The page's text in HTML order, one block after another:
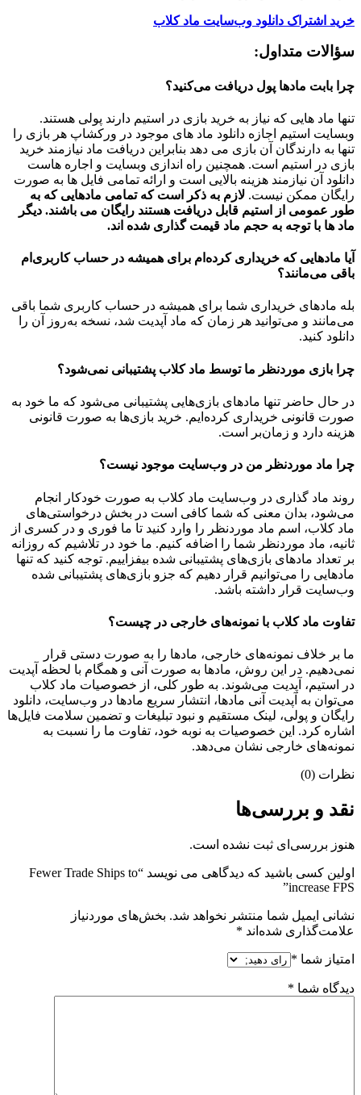
خرید اشتراک دانلود وب‌سایت ماد کلاب
سؤالات متداول:
چرا بابت مادها پول دریافت می‌کنید؟
تنها ماد هایی که نیاز به خرید بازی در استیم دارند پولی هستند.
وبسایت استیم اجازه دانلود ماد های موجود در ورکشاپ هر بازی را
تنها به دارندگان آن بازی می دهد بنابراین دریافت ماد نیازمند خرید
بازی در استیم است. همچنین راه اندازی وبسایت و اجاره هاست
دانلود آن نیازمند هزینه بالایی است و ارائه تمامی فایل ها به صورت
رایگان ممکن نیست. لازم به ذکر است که تمامی مادهایی که به
طور عمومی از استیم قابل دریافت هستند رایگان می باشند. دیگر
ماد ها با توجه به حجم ماد قیمت گذاری شده اند.
آیا مادهایی که خریداری کرده‌ام برای همیشه در حساب‌ کاربری‌ام
باقی می‌مانند؟
بله مادهای خریداری شما برای همیشه در حساب کاربری شما باقی
می‌مانند و می‌توانید هر زمان که ماد آپدیت شد، نسخه به‌روز آن را
دانلود کنید.
چرا بازی موردنظر ما توسط ماد کلاب پشتیبانی نمی‌شود؟
در حال حاضر تنها مادهای بازی‌هایی پشتیبانی می‌شود که ما خود به
صورت قانونی خریداری کرده‌ایم. خرید بازی‌ها به صورت قانونی
هزینه دارد و زمان‌بر است.
چرا ماد موردنظر من در وب‌سایت موجود نیست؟
روند ماد گذاری در وب‌سایت ماد کلاب به صورت خودکار انجام
می‌شود، بدان معنی که شما کافی است در بخش درخواستی‌های
ماد کلاب، اسم ماد موردنظر را وارد کنید تا ما فوری و در کسری از
ثانیه، ماد موردنظر شما را اضافه کنیم. ما خود در تلاشیم که روزانه
بر تعداد مادهای بازی‌های پشتیبانی شده بیفزاییم. توجه کنید که تنها
مادهایی را می‌توانیم قرار دهیم که جزو بازی‌های پشتیبانی شده
وب‌سایت قرار داشته باشد.
تفاوت ماد کلاب با نمونه‌های خارجی در چیست؟
ما بر خلاف نمونه‌های خارجی، مادها را به صورت دستی قرار
نمی‌دهیم. در این روش، مادها به صورت آنی و همگام با لحظه آپدیت
در استیم، آپدیت می‌شوند. به طور کلی، از خصوصیات ماد کلاب
می‌‌توان به آپدیت آنی مادها، انتشار سریع مادها در وب‌سایت، دانلود
رایگان و پولی، لینک مستقیم و نبود تبلیغات و تضمین سلامت فایل‌ها
اشاره کرد. این خصوصیات به نوبه خود، تفاوت ما را نسبت به
نمونه‌های خارجی نشان می‌دهد.
نظرات (0)
نقد و بررسی‌ها
هنوز بررسی‌ای ثبت نشده است.
اولین کسی باشید که دیدگاهی می نویسد “Fewer Trade Ships to
increase FPS”
نشانی ایمیل شما منتشر نخواهد شد. بخش‌های موردنیاز
علامت‌گذاری شده‌اند *
امتیاز شما *
دیدگاه شما *